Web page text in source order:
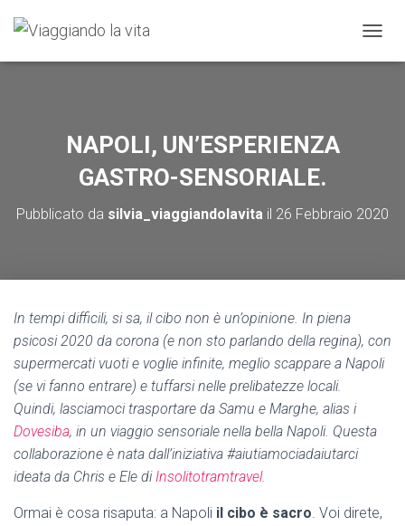
NAPOLI, UN’ESPERIENZA
GASTRO-SENSORIALE.
Pubblicato da silvia_viaggiandolavita il 26 Febbraio 2020
In tempi difficili, si sa, il cibo non è un’opinione. In piena
psicosi 2020 da corona (e non sto parlando della regina), con
supermercati vuoti e voglie infinite, meglio scappare a Napoli
(se vi fanno entrare) e tuffarsi nelle prelibatezze locali.
Quindi, lasciamoci trasportare da Samu e Marghe, alias i
Dovesiba, in un viaggio sensoriale nella bella Napoli. Questa
collaborazione è nata dall’iniziativa #aiutiamociadaiutarci
ideata da Chris e Ele diInsolitotramtravel.
Ormai è cosa risaputa: a Napoli il cibo è sacro. Voi direte,